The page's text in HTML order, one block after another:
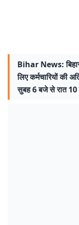
Bihar News:
लिए कर्मचारियों की
सुबह 6 बजे से रात 10